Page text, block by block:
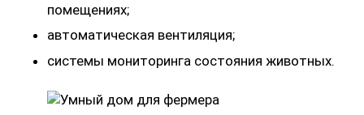
помещениях;
автоматическая вентиляция;
системы мониторинга состояния животных.